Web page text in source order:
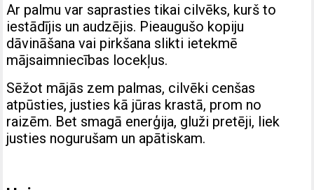
Ar palmu var saprasties tikai cilvēks, kurš to
iestādījis un audzējis. Pieaugušo kopiju
dāvināšana vai pirkšana slikti ietekmē
mājsaimniecības locekļus.
Sēžot mājās zem palmas, cilvēki cenšas
atpūsties, justies kā jūras krastā, prom no
raizēm. Bet smagā enerģija, gluži pretēji, liek
justies nogurušam un apātiskam.